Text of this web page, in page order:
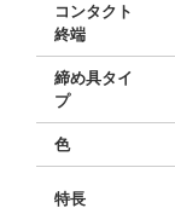
コンタクト
終端
締め具タイ
プ
色
特長